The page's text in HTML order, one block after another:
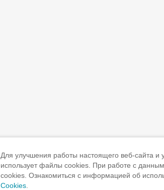
Для улучшения работы настоящего веб-сайта и
использует файлы cookies. При работе с
cookies. Ознакомиться с информацией об
Cookies